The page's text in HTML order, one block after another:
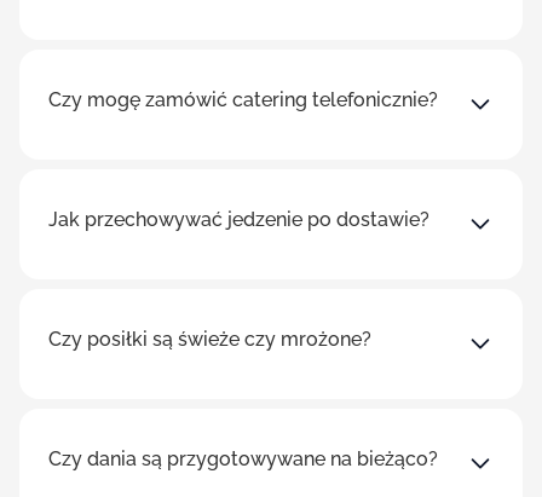
Czy mogę zamówić catering telefonicznie?
Jak przechowywać jedzenie po dostawie?
Czy posiłki są świeże czy mrożone?
Czy dania są przygotowywane na bieżąco?